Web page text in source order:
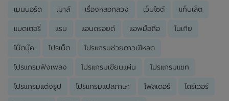
เมนบอร์ด เมาส์ เรื่องหลอกลวง เว็บไซต์ แท็บเล็ต
แบตเตอรี่ แรม แอนดรอยด์ แอพมือถือ โนเกีย
โน๊ตบุ๊ค โปรเน็ต โปรแกรมช่วยดาวน์โหลด
โปรแกรมฟังเพลง โปรแกรมเขียนแผ่น โปรแกรมแชท
โปรแกรมแต่งรูป โปรแกรมแปลภาษา โฟลเดอร์ ไดร์เวอร์